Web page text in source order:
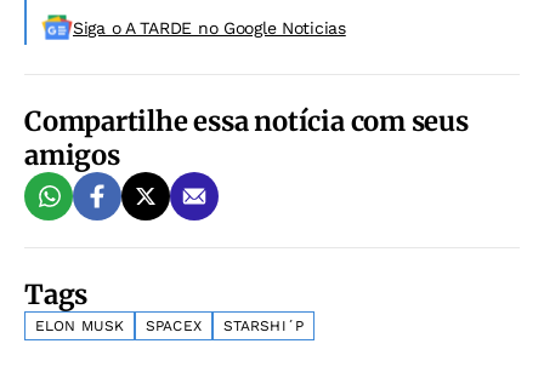
Siga o A TARDE no Google Noticias
Compartilhe essa notícia com seus
amigos
Tags
ELON MUSK SPACEX STARSHI´P